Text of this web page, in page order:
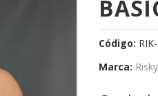
Código:
Marca: Risky